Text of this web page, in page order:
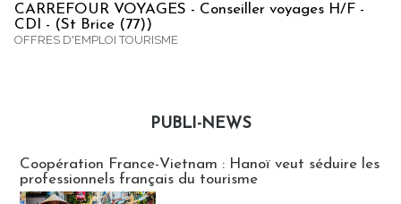
CARREFOUR VOYAGES - Conseiller voyages H/F -
CDI - (St Brice (77))
OFFRES D'EMPLOI TOURISME
PUBLI-NEWS
Coopération France-Vietnam : Hanoï veut séduire les
professionnels français du tourisme